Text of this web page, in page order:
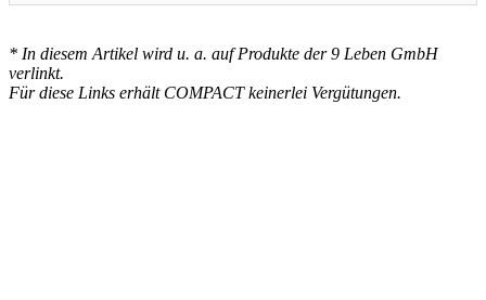
* In diesem Artikel wird u. a. auf Produkte der 9 Leben GmbH
verlinkt.
Für diese Links erhält COMPACT keinerlei Vergütungen.